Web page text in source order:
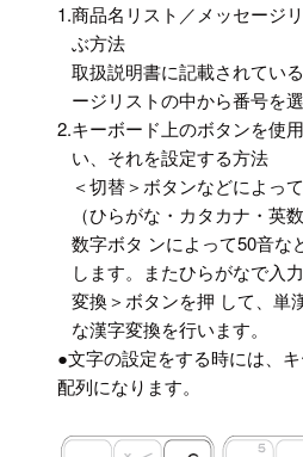
1.商品名リスト／メッセージ
ぶ方法
取扱説明書に記載されてい
ージリストの中から番号を
2.キーボード上のボタンを使
い、それを設定する方法
＜切替＞ボタンなどによっ
（ひらがな・カタカナ・英
数字ボタ ンによって50音な
します。またひらがなで入
変換＞ボタンを押 して、単
な漢字変換を行います。
●文字の設定をする時には、
配列になります。